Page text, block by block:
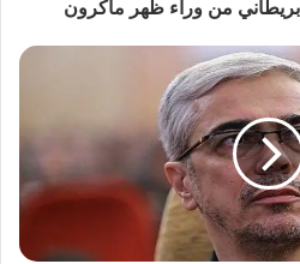
بريطاني من وراء ظهر ماكرون